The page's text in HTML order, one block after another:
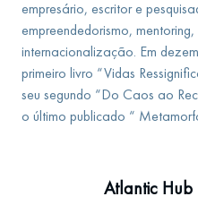
empresário, escritor e
empreendedorismo,
internacionalização. Em
primeiro livro “Vidas
seu segundo “Do Caos ao
o último publicado “
Atlantic Hub